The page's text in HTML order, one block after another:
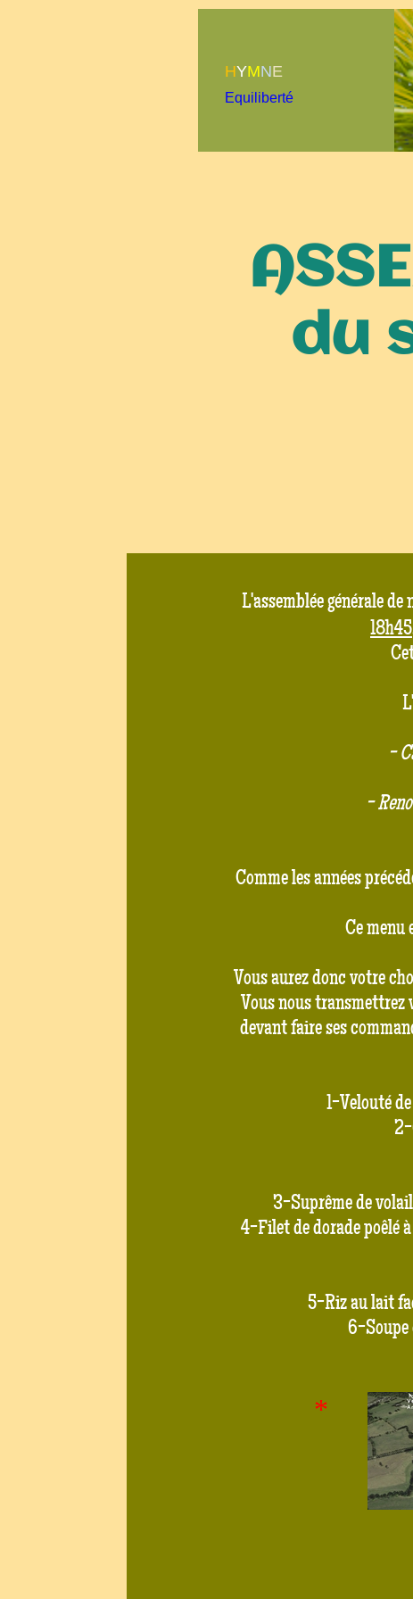
HYMNE
Equiliberté
du
L'assemblée générale
18h45
-
-
Comme les années
Ce
Vous aurez donc votre
Vous nous transmettrez
devant faire ses
1-Velouté
3-Suprême de
4-Filet de dorade poêlé
5-Riz au lait
6-Soupe
*